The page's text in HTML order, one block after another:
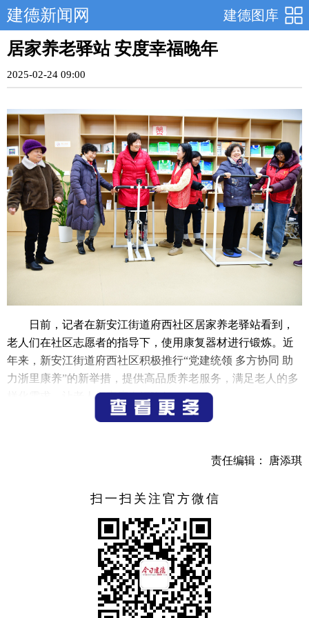
建德图库
建德新闻网
居家养老驿站 安度幸福晚年
2025-02-24 09:00
日前，记者在新安江街道府西社区居家养老驿站看到，
老人们在社区志愿者的指导下，使用康复器材进行锻炼。近
年来，新安江街道府西社区积极推行“党建统领 多方协同 助
力浙里康养”的新举措，提供高品质养老服务，满足老人的多
样化需求，让老人们安度幸福晚年。
（记者 宁文武）
责任编辑： 唐添琪
扫一扫关注官方微信